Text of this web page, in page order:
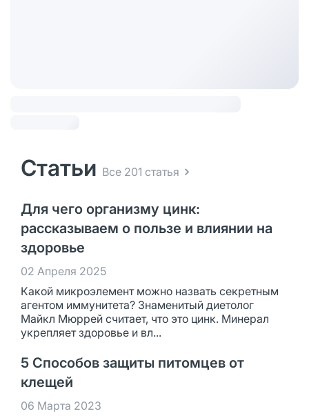
Статьи Все 201 статья
Для чего организму цинк:
рассказываем о пользе и влиянии на
здоровье
02 Апреля 2025
Какой микроэлемент можно назвать секретным
агентом иммунитета? Знаменитый диетолог
Майкл Мюррей считает, что это цинк. Минерал
укрепляет здоровье и вл...
5 Способов защиты питомцев от
клещей
06 Марта 2023